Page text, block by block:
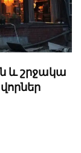
և շրջակա